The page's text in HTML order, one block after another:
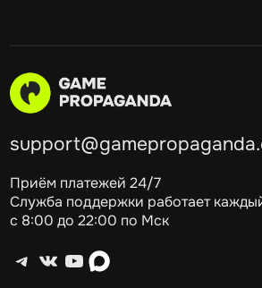
Приём платежей 24/7
Служба поддержки работает
с 8:00 до 22:00 по Мск
Telegram ВКонтакте YouTube max